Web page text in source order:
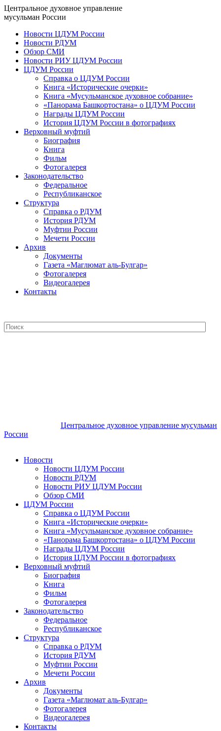
Центральное духовное управление
мусульман России
Новости ЦДУМ России
Новости РДУМ
Обзор СМИ
Новости РИУ ЦДУМ России
ЦДУМ России
Справка о ЦДУМ России
Книга «Исторические очерки»
Книга «Мусульманское духовное собрание»
«Панорама Башкортостана» о ЦДУМ России
Награды ЦДУМ России
История ЦДУМ России в фотографиях
Верховный муфтий
Биография
Книга
Фильм
Фотогалерея
Законодательство
Федеральное
Республиканское
Структура
Справка о РДУМ
История РДУМ
Муфтии России
Мечети России
Архив
Документы
Газета «Маглюмат аль-Булгар»
Фотогалерея
Видеогалерея
Контакты
Центральное духовное управление мусульман
России
Новости
Новости ЦДУМ России
Новости РДУМ
Новости РИУ ЦДУМ России
Обзор СМИ
ЦДУМ России
Справка о ЦДУМ России
Книга «Исторические очерки»
Книга «Мусульманское духовное собрание»
«Панорама Башкортостана» о ЦДУМ России
Награды ЦДУМ России
История ЦДУМ России в фотографиях
Верховный муфтий
Биография
Книга
Фильм
Фотогалерея
Законодательство
Федеральное
Республиканское
Структура
Справка о РДУМ
История РДУМ
Муфтии России
Мечети России
Архив
Документы
Газета «Маглюмат аль-Булгар»
Фотогалерея
Видеогалерея
Контакты